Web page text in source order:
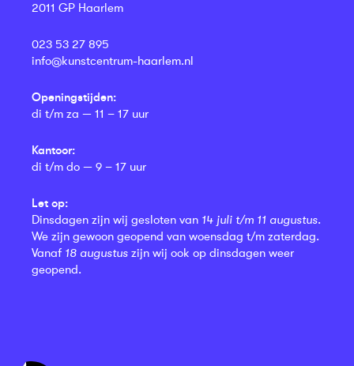
2011 GP Haarlem
023 53 27 895
info@kunstcentrum-haarlem.nl
Openingstijden:
di t/m za — 11 – 17 uur
Kantoor:
di t/m do — 9 – 17 uur
Let op:
Dinsdagen zijn wij gesloten van 14 juli t/m 11 augustus.
We zijn gewoon geopend van woensdag t/m zaterdag.
Vanaf 18 augustus zijn wij ook op dinsdagen weer
geopend.